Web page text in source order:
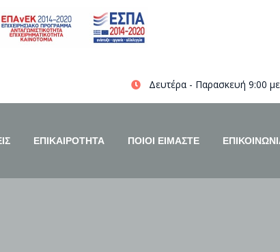
Δευτέρα - Παρασκευή 9:00
ΕΠΙΚΑΙΡΟΤΗΤΑ ΠΟΙΟΊ ΕΊΜΑΣΤΕ